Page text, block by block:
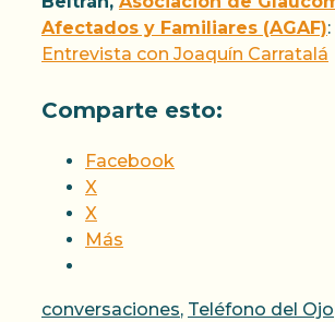
Afectados y Familiares (AGAF):
Entrevista con Joaquín Carratalá
Comparte esto:
Facebook
X
X
Más
Categorías
conversaciones, Teléfono del Ojo